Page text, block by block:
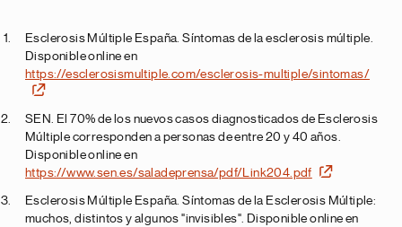
Esclerosis Múltiple España. Síntomas de la esclerosis múltiple.
Disponible online en
https://esclerosismultiple.com/esclerosis-multiple/sintomas/
SEN. El 70% de los nuevos casos diagnosticados de Esclerosis
Múltiple corresponden a personas de entre 20 y 40 años.
Disponible online en
https://www.sen.es/saladeprensa/pdf/Link204.pdf
Esclerosis Múltiple España. Síntomas de la Esclerosis Múltiple:
muchos, distintos y algunos "invisibles". Disponible online en